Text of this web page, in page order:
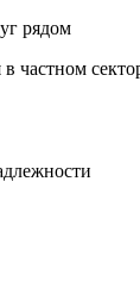
рядом
частном